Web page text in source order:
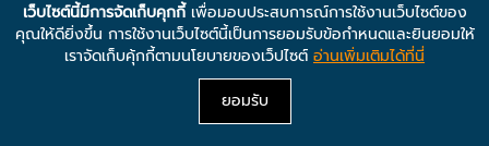
เว็บไซต์นี้มีการจัดเก็บคุกกี้เพื่อมอบประสบการณ์การใช้งานเว็บไซต์ของ
คุณให้ดียิ่งขึ้น การใช้งานเว็บไซต์นี้เป็นการยอมรับข้อกำหนดและยินยอมให้
เราจัดเก็บคุ้กกี้ตามนโยบายของเว็ปไซต์ อ่านเพิ่มเติมได้ที่นี่
ยอมรับ